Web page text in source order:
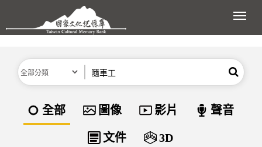
跳到主要內容區塊
展
分類 搜尋
資料類型
全部 圖像 影片 聲音
文件 3D